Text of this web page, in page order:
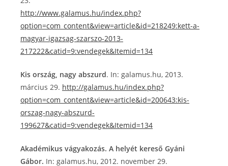
http://www.galamus.hu/index.php?
option=com_content&view=article&id=218249:kett-a-
magyar-igazsag-szarszo-2013-
217222&catid=9:vendegek&Itemid=134
Kis ország, nagy abszurd. In: galamus.hu, 2013.
március 29. http://galamus.hu/index.php?
option=com_content&view=article&id=200643:kis-
orszag-nagy-abszurd-
199627&catid=9:vendegek&Itemid=134
Akadémikus vágyakozás. A helyét kereső Gyáni
Gábor. In: galamus.hu, 2012. november 29.